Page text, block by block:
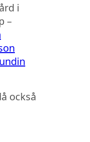
i
–
också